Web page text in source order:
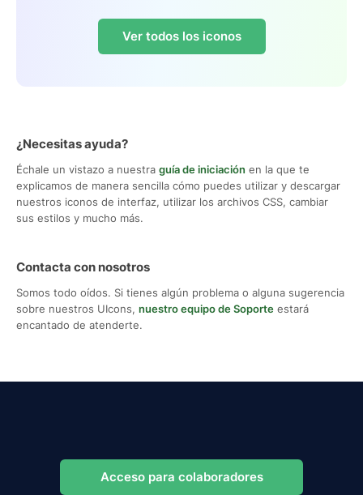
Ver todos los iconos
¿Necesitas ayuda?
Échale un vistazo a nuestra guía de iniciación en la que te
explicamos de manera sencilla cómo puedes utilizar y descargar
nuestros iconos de interfaz, utilizar los archivos CSS, cambiar
sus estilos y mucho más.
Contacta con nosotros
Somos todo oídos. Si tienes algún problema o alguna sugerencia
sobre nuestros UIcons, nuestro equipo de Soporte estará
encantado de atenderte.
Acceso para colaboradores